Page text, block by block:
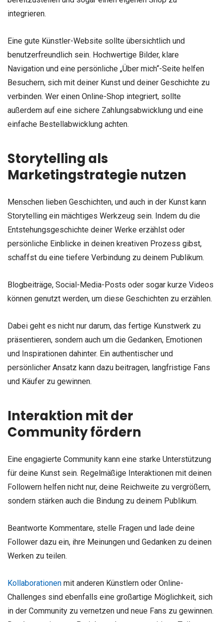
integrieren.
Eine gute Künstler-Website sollte übersichtlich und
benutzerfreundlich sein. Hochwertige Bilder, klare
Navigation und eine persönliche „Über mich“-Seite helfen
Besuchern, sich mit deiner Kunst und deiner Geschichte zu
verbinden. Wer einen Online-Shop integriert, sollte
außerdem auf eine sichere Zahlungsabwicklung und eine
einfache Bestellabwicklung achten.
Storytelling als
Marketingstrategie nutzen
Menschen lieben Geschichten, und auch in der Kunst kann
Storytelling ein mächtiges Werkzeug sein. Indem du die
Entstehungsgeschichte deiner Werke erzählst oder
persönliche Einblicke in deinen kreativen Prozess gibst,
schaffst du eine tiefere Verbindung zu deinem Publikum.
Blogbeiträge, Social-Media-Posts oder sogar kurze Videos
können genutzt werden, um diese Geschichten zu erzählen.
Dabei geht es nicht nur darum, das fertige Kunstwerk zu
präsentieren, sondern auch um die Gedanken, Emotionen
und Inspirationen dahinter. Ein authentischer und
persönlicher Ansatz kann dazu beitragen, langfristige Fans
und Käufer zu gewinnen.
Interaktion mit der
Community fördern
Eine engagierte Community kann eine starke Unterstützung
für deine Kunst sein. Regelmäßige Interaktionen mit deinen
Followern helfen nicht nur, deine Reichweite zu vergrößern,
sondern stärken auch die Bindung zu deinem Publikum.
Beantworte Kommentare, stelle Fragen und lade deine
Follower dazu ein, ihre Meinungen und Gedanken zu deinen
Werken zu teilen.
Kollaborationen mit anderen Künstlern oder Online-
Challenges sind ebenfalls eine großartige Möglichkeit, sich
in der Community zu vernetzen und neue Fans zu gewinnen.